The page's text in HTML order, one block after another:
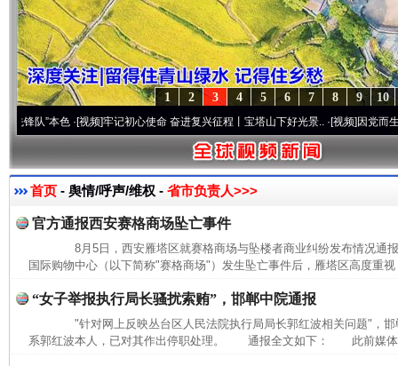
10
9
8
7
6
5
4
3
2
1
”本色·[视频]牢记初心使命 奋进复兴征程丨宝塔山下好光景..·[视频]因党而生 为党
首页 - 舆情/呼声/维权 - 省市负责人>>>
官方通报西安赛格商场坠亡事件
8月5日，西安雁塔区就赛格商场与坠楼者商业纠纷发布情况
国际购物中心（以下简称"赛格商场"）发生坠亡事件后，雁塔区高度重
“女子举报执行局长骚扰索贿”，邯郸中院通报
"针对网上反映丛台区人民法院执行局局长郭红波相关问题"，邯
系郭红波本人，已对其作出停职处理。 通报全文如下： 此前媒体